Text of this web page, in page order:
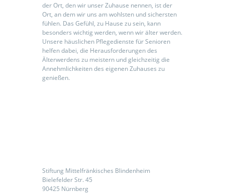
der Ort, den wir unser Zuhause nennen, ist der
Ort, an dem wir uns am wohlsten und sichersten
fühlen. Das Gefühl, zu Hause zu sein, kann
besonders wichtig werden, wenn wir älter werden.
Unsere häuslichen Pflegedienste für Senioren
helfen dabei, die Herausforderungen des
Älterwerdens zu meistern und gleichzeitig die
Annehmlichkeiten des eigenen Zuhauses zu
genießen.
Stiftung Mittelfränkisches Blindenheim
Bielefelder Str. 45
90425 Nürnberg